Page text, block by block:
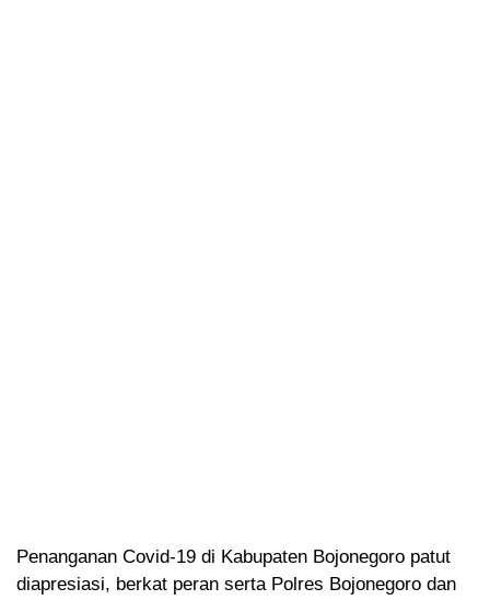
Penanganan Covid-19 di Kabupaten Bojonegoro patut
diapresiasi, berkat peran serta Polres Bojonegoro dan